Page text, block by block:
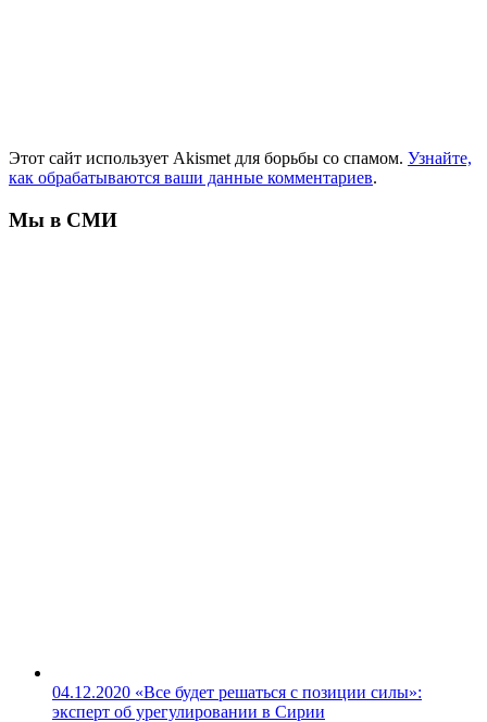
Этот сайт использует Akismet для борьбы со спамом. Узнайте,
как обрабатываются ваши данные комментариев.
Мы в СМИ
04.12.2020 «Все будет решаться с позиции силы»:
эксперт об урегулировании в Сирии